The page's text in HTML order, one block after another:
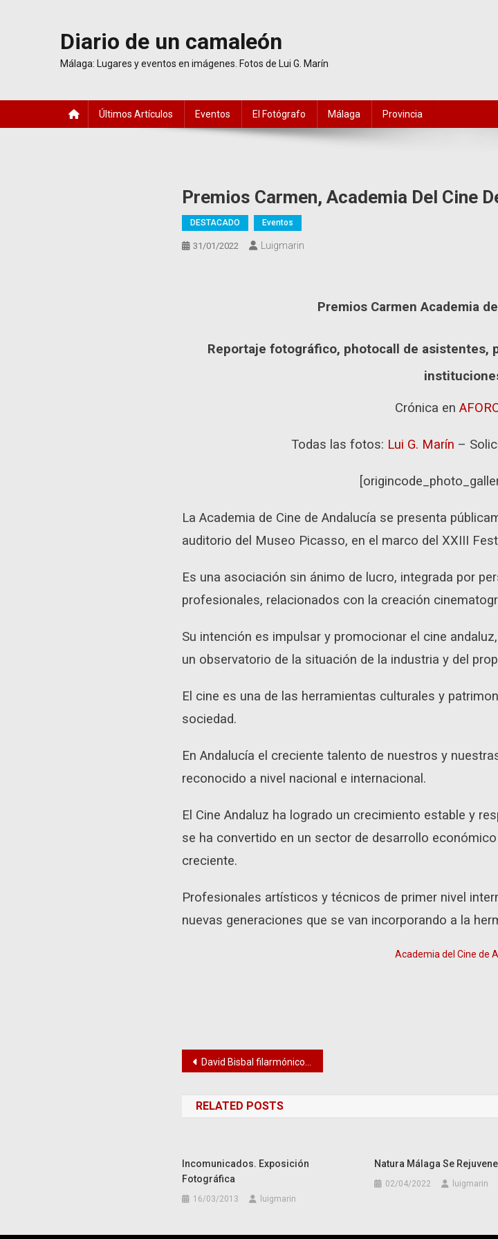
Diario de un camaleón
Málaga: Lugares y eventos en imágenes. Fotos de Lui G. Marín
Últimos Artículos Eventos El Fotógrafo Málaga Provincia
Premios Carmen, Academia Del Cine
DESTACADO Eventos
31/01/2022 Luigmarin
Premios Carmen Academia
Reportaje fotográfico, photocall de asistentes,
Crónica en
Todas las fotos: Lui G. Marín –
La Academia de Cine de Andalucía se presenta
auditorio del Museo Picasso, en el marco del XXIII
Es una asociación sin ánimo de lucro, integrada por
profesionales, relacionados con la creación
Su intención es impulsar y promocionar el cine
un observatorio de la situación de la industria y del
El cine es una de las herramientas culturales y
sociedad.
En Andalucía el creciente talento de nuestros y
reconocido a nivel nacional e internacional.
El Cine Andaluz ha logrado un crecimiento estable y
se ha convertido en un sector de desarrollo
creciente.
Profesionales artísticos y técnicos de primer nivel
nuevas generaciones que se van incorporando a la
Academia del Cine de
Navegación
entradas
David Bisbal filarmónico, Cosentino en el Teatro Cervantes de Málaga
RELATED POSTS
Incomunicados. Exposición
Fotográfica
16/03/2013 luigmarin
Natura Málaga Se
02/04/2022 luigmarin